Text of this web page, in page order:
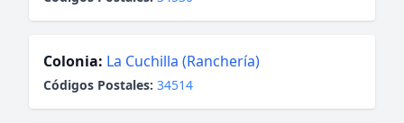
Colonia: La Cuchilla (Ranchería)
Códigos Postales: 34514